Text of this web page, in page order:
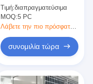
ανταλλακτών τιτανίου
αντλιών θερμότητας
πισινών του Φούτζι
100kw
Τιμή:διαπραγματεύσιμα
MOQ:5 PC
συνομιλία τώρα